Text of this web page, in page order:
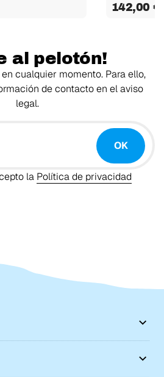
142,00 €
al pelotón!
cualquier momento. Para ello,
de contacto en el aviso
legal.
OK
la Política de privacidad